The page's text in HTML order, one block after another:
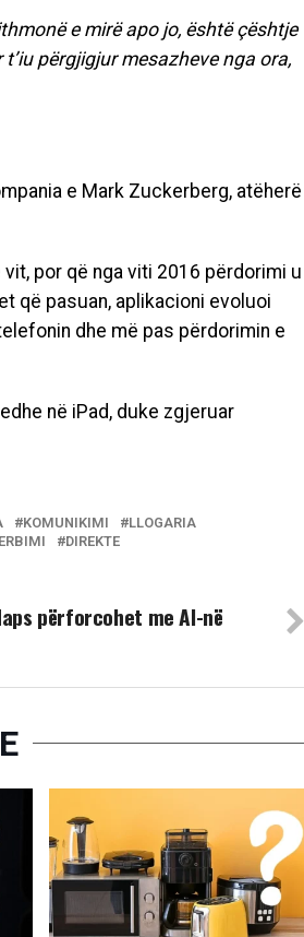
e mirë apo jo, është çështje
përgjigjur mesazheve nga ora,
e Mark Zuckerberg, atëherë
por që nga viti 2016 përdorimi u
që pasuan, aplikacioni evoluoi
dhe më pas përdorimin e
në iPad, duke zgjeruar
KOMUNIKIMI
LLOGARIA
DIREKTE
përforcohet me AI-në